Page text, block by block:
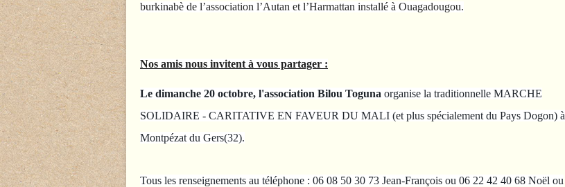
burkinabè de l’association l’Autan et l’Harmattan installé à Ouagadougou.
Nos amis nous invitent à vous partager :
Le dimanche 20 octobre, l'association Bilou Toguna organise la traditionnelle MARCHE
SOLIDAIRE - CARITATIVE EN FAVEUR DU MALI (et plus spécialement du Pays Dogon) à
Montpézat du Gers(32).
Tous les renseignements au téléphone : 06 08 50 30 73 Jean-François ou 06 22 42 40 68 Noël ou